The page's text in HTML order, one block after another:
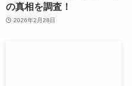
の真相を調査！
2026年2月28日